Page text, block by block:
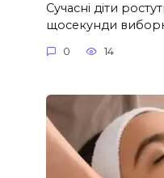
Сучасні діти
щосекунди
0 14